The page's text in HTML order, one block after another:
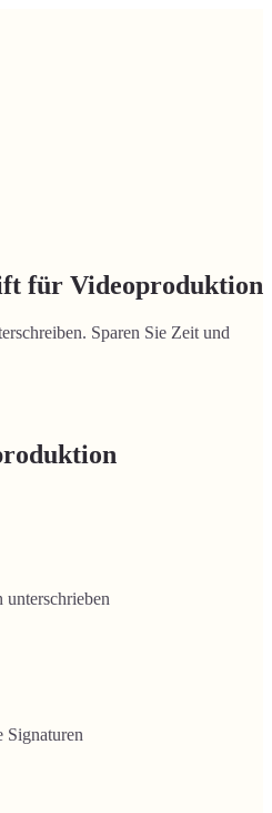
für Videoproduktion
Sparen Sie Zeit und
unterschrieben
Signaturen